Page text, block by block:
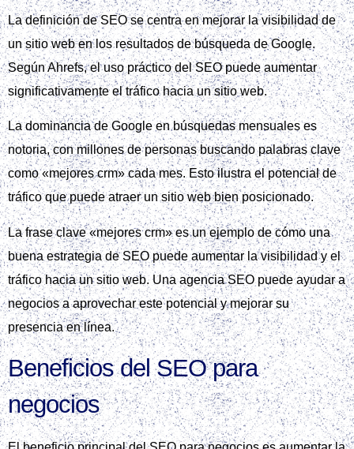
La definición de SEO se centra en mejorar la visibilidad de
un sitio web en los resultados de búsqueda de Google.
Según Ahrefs, el uso práctico del SEO puede aumentar
significativamente el tráfico hacia un sitio web.
La dominancia de Google en búsquedas mensuales es
notoria, con millones de personas buscando palabras clave
como «mejores crm» cada mes. Esto ilustra el potencial de
tráfico que puede atraer un sitio web bien posicionado.
La frase clave «mejores crm» es un ejemplo de cómo una
buena estrategia de SEO puede aumentar la visibilidad y el
tráfico hacia un sitio web. Una agencia SEO puede ayudar a
negocios a aprovechar este potencial y mejorar su
presencia en línea.
Beneficios del SEO para
negocios